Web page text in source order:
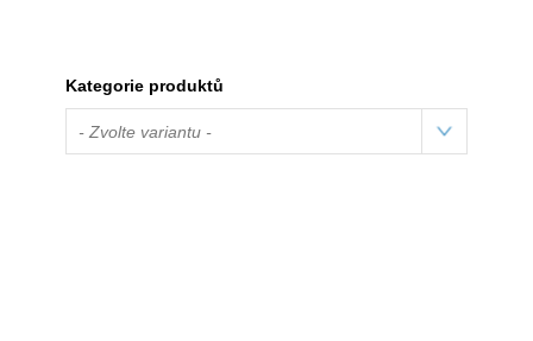
Kategorie produktů
- Zvolte variantu -